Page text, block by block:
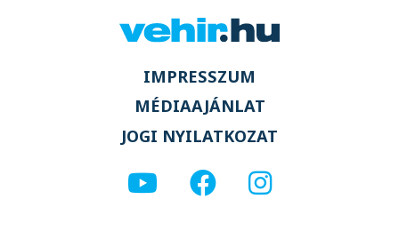
IMPRESSZUM
MÉDIAAJÁNLAT
JOGI NYILATKOZAT